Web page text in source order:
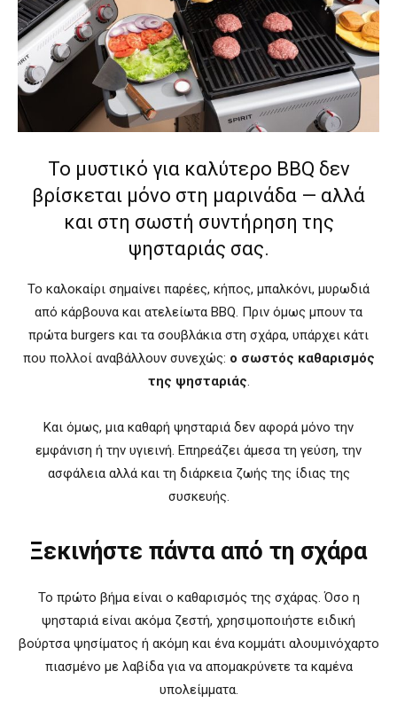
Το μυστικό για καλύτερο BBQ δεν
βρίσκεται μόνο στη μαρινάδα — αλλά
και στη σωστή συντήρηση της
ψησταριάς σας.
Το καλοκαίρι σημαίνει παρέες, κήπος, μπαλκόνι, μυρωδιά
από κάρβουνα και ατελείωτα BBQ. Πριν όμως μπουν τα
πρώτα burgers και τα σουβλάκια στη σχάρα, υπάρχει κάτι
που πολλοί αναβάλλουν συνεχώς: ο σωστός καθαρισμός
της ψησταριάς.
Και όμως, μια καθαρή ψησταριά δεν αφορά μόνο την
εμφάνιση ή την υγιεινή. Επηρεάζει άμεσα τη γεύση, την
ασφάλεια αλλά και τη διάρκεια ζωής της ίδιας της
συσκευής.
Ξεκινήστε πάντα από τη σχάρα
Το πρώτο βήμα είναι ο καθαρισμός της σχάρας. Όσο η
ψησταριά είναι ακόμα ζεστή, χρησιμοποιήστε ειδική
βούρτσα ψησίματος ή ακόμη και ένα κομμάτι αλουμινόχαρτο
πιασμένο με λαβίδα για να απομακρύνετε τα καμένα
υπολείμματα.